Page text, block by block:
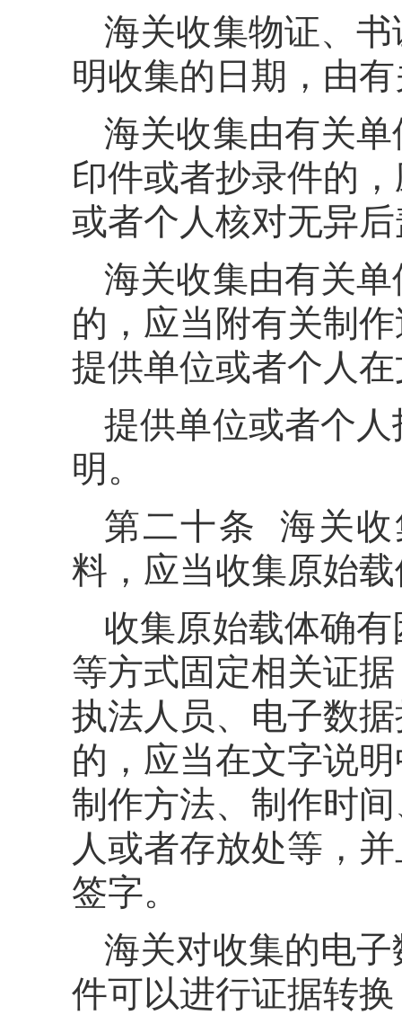
海关收集物证、
明收集的日期，由
海关收集由有关
印件或者抄录件的
或者个人核对无异
海关收集由有关
的，应当附有关制
提供单位或者个人
提供单位或者个
明。
第二十条 海关收
料，应当收集原始
收集原始载体确
等方式固定相关证
执法人员、电子数
的，应当在文字说
制作方法、制作时
人或者存放处等，
签字。
海关对收集的电
件可以进行证据转